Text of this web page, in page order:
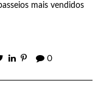
mais vendidos
0